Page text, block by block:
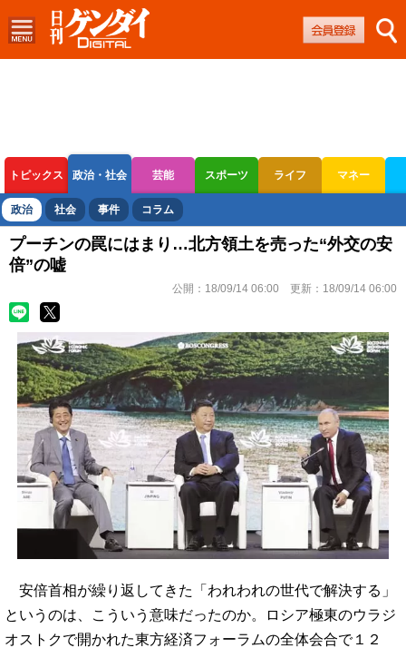
トピックス 政治・社会 芸能 スポーツ ライフ マネー
ボートレース 競輪 オートレース
政治 社会 事件 コラム
プーチンの罠にはまり…北方領土を売った“外交の安
倍”の嘘
公開： 18/09/14 06:00 更新： 18/09/14 06:00
安倍首相が繰り返してきた「われわれの世代で解決する」
というのは、こういう意味だったのか。ロシア極東のウラジ
オストクで開かれた東方経済フォーラムの全体会合で１２